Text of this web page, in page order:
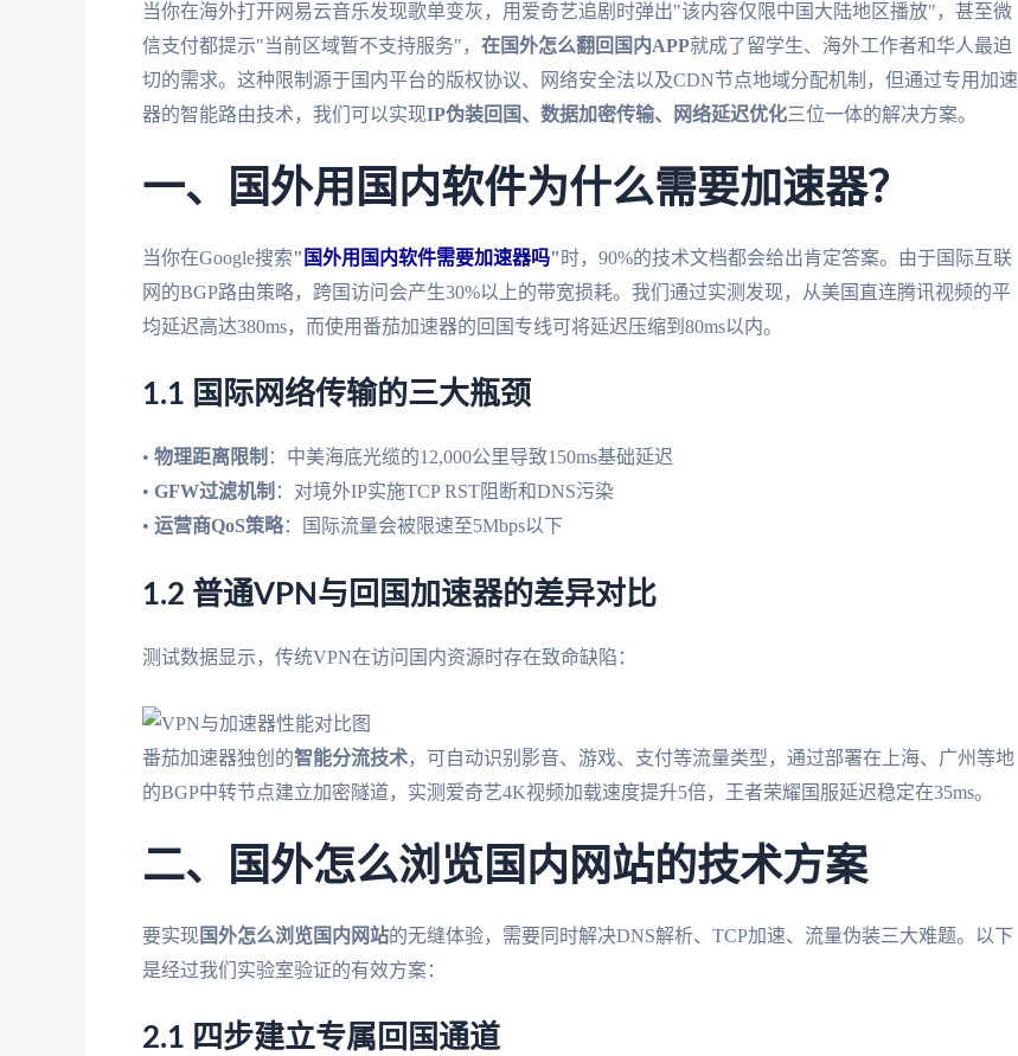
当你在海外打开网易云音乐发现歌单变灰，用爱奇艺追剧时弹出"该内容仅限中国大陆地区播放"，甚至微
信支付都提示"当前区域暂不支持服务"， 在国外怎么翻回国内APP就成了留学生、海外工作者和华人最迫
切的需求。这种限制源于国内平台的版权协议、网络安全法以及CDN节点地域分配机制，但通过专用加速
器的智能路由技术，我们可以实现IP伪装回国、数据加密传输、网络延迟优化三位一体的解决方案。
一、国外用国内软件为什么需要加速器？
当你在Google搜索" 国外用国内软件需要加速器吗" 时，90%的技术文档都会给出肯定答案。由于国际互联
网的BGP路由策略，跨国访问会产生30%以上的带宽损耗。我们通过实测发现，从美国直连腾讯视频的平
均延迟高达380ms，而使用番茄加速器的回国专线可将延迟压缩到80ms以内。
1.1 国际网络传输的三大瓶颈
• 物理距离限制 ：中美海底光缆的12,000公里导致150ms基础延迟
• GFW过滤机制 ：对境外IP实施TCP RST阻断和DNS污染
• 运营商QoS策略：国际流量会被限速至5Mbps以下
1.2 普通VPN与回国加速器的差异对比
测试数据显示，传统VPN在访问国内资源时存在致命缺陷：
番茄加速器独创的智能分流技术，可自动识别影音、游戏、支付等流量类型，通过部署在上海、广州等地
的BGP中转节点建立加密隧道，实测爱奇艺4K视频加载速度提升5倍，王者荣耀国服延迟稳定在35ms。
二、国外怎么浏览国内网站的技术方案
要实现国外怎么浏览国内网站的无缝体验，需要同时解决DNS解析、TCP加速、流量伪装三大难题。以下
是经过我们实验室验证的有效方案：
2.1 四步建立专属回国通道